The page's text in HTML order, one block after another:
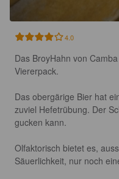
4.0
Das BroyHahn von
Viererpack.
Das obergärige Bier hat
zuviel Hefetrübung. Der
gucken kann.
Olfaktorisch bietet es,
Säuerlichkeit, nur noch